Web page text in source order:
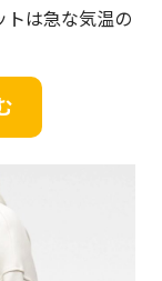
トは急な気温の